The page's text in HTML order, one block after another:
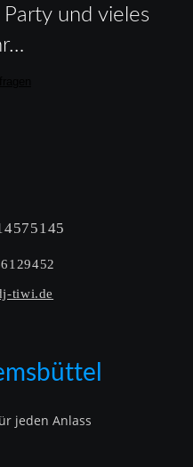
jeden Anlass
und vieles
tiwi.de